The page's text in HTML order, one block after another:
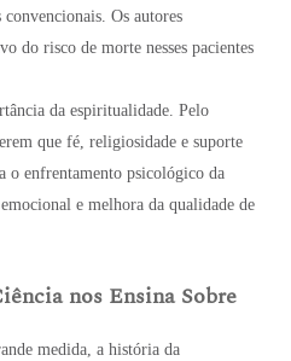
Os autores
do risco de morte nesses pacientes
da espiritualidade. Pelo
que fé, religiosidade e suporte
o enfrentamento psicológico da
e melhora da qualidade de
nos Ensina Sobre
medida, a história da